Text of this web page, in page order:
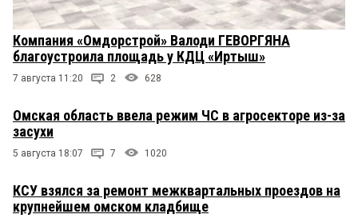
Компания «Омдорстрой» Валоди ГЕВОРГЯНА
благоустроила площадь у КДЦ «Иртыш»
7 августа 11:20 2 628
Омская область ввела режим ЧС в агросекторе из-за
засухи
5 августа 18:07 7 1020
КСУ взялся за ремонт межквартальных проездов на
крупнейшем омском кладбище